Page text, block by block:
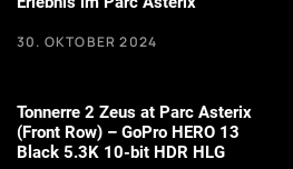
30. OKTOBER 2024
Tonnerre 2 Zeus at Parc Asterix
(Front Row) – GoPro HERO 13
Black 5.3K 10-bit HDR HLG